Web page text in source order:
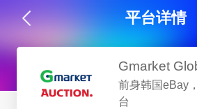
平台详情
Gmarket
前身韩国eBay
台